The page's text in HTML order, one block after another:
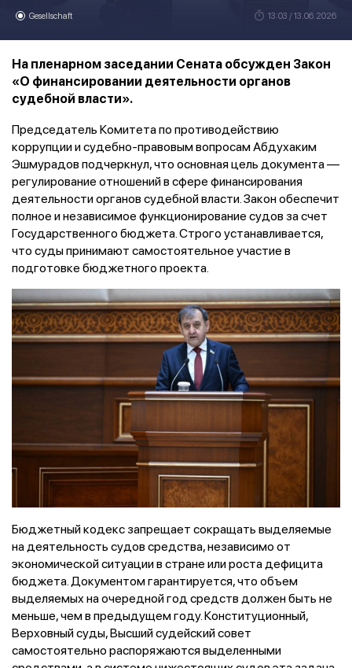
Gesellschaft 13:03 / 13.06.2026
На пленарном заседании Сената обсужден Закон
«О финансировании деятельности органов
судебной власти».
Председатель Комитета по противодействию
коррупции и судебно-правовым вопросам Абдухаким
Эшмурадов подчеркнул, что основная цель документа —
регулирование отношений в сфере финансирования
деятельности органов судебной власти. Закон обеспечит
полное и независимое функционирование судов за счет
Государственного бюджета. Строго устанавливается,
что суды принимают самостоятельное участие в
подготовке бюджетного проекта.
Бюджетный кодекс запрещает сокращать выделяемые
на деятельность судов средства, независимо от
экономической ситуации в стране или роста дефицита
бюджета. Документом гарантируется, что объем
выделяемых на очередной год средств должен быть не
меньше, чем в предыдущем году. Конституционный,
Верховный суды, Высший судейский совет
самостоятельно распоряжаются выделенными